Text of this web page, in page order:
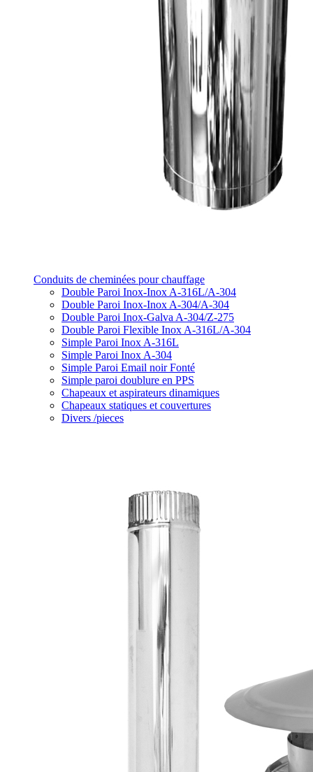
Conduits de cheminées pour chauffage
Double Paroi Inox-Inox A-316L/A-304
Double Paroi Inox-Inox A-304/A-304
Double Paroi Inox-Galva A-304/Z-275
Double Paroi Flexible Inox A-316L/A-304
Simple Paroi Inox A-316L
Simple Paroi Inox A-304
Simple Paroi Email noir Fonté
Simple paroi doublure en PPS
Chapeaux et aspirateurs dinamiques
Chapeaux statiques et couvertures
Divers /pieces